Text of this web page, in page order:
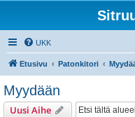
UKK
Etusivu Patonkitori
Myydään
Uusi Aihe